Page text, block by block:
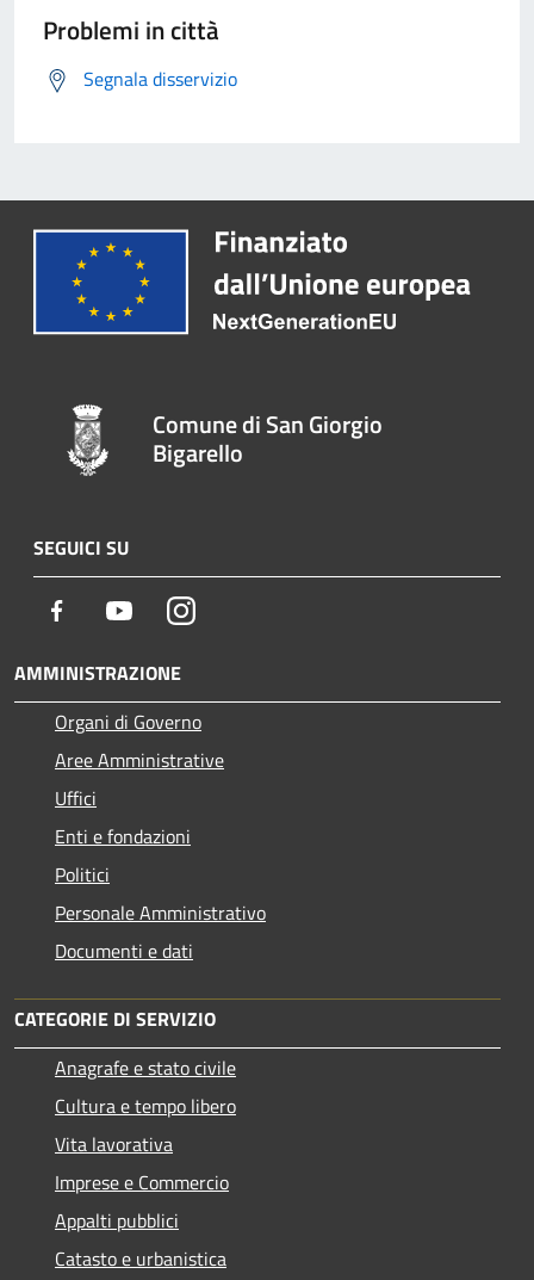
Problemi in città
Segnala disservizio
Comune di San Giorgio
Bigarello
SEGUICI SU
Facebook YoutubeInstagram
AMMINISTRAZIONE
Organi di Governo
Aree Amministrative
Uffici
Enti e fondazioni
Politici
Personale Amministrativo
Documenti e dati
CATEGORIE DI SERVIZIO
Anagrafe e stato civile
Cultura e tempo libero
Vita lavorativa
Imprese e Commercio
Appalti pubblici
Catasto e urbanistica